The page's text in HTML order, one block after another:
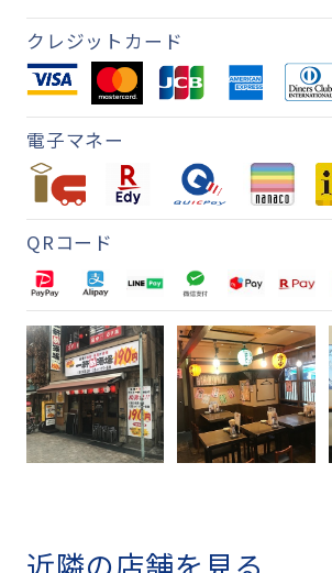
クレジットカード
電子マネー
QRコード